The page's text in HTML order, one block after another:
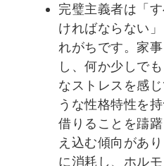
完璧主義者は「
ければならない
れがちです。家
し、何か少しで
なストレスを感
うな性格特性を
借りることを躊
え込む傾向があ
に消耗し、ホル